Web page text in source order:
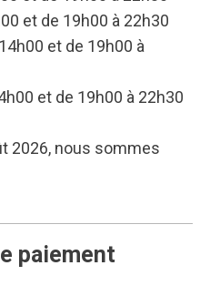
et de 19h00 à 22h30
et de 19h00 à
et de 19h00 à 22h30
2026, nous sommes
paiement